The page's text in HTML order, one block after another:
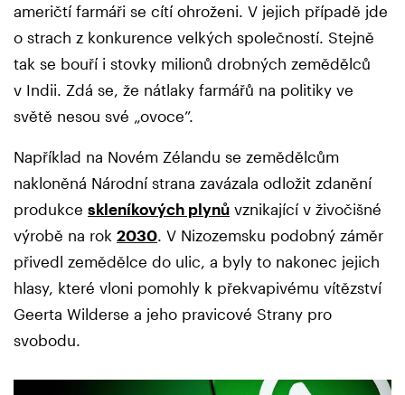
američtí farmáři se cítí ohroženi. V jejich případě jde
o strach z konkurence velkých společností. Stejně
tak se bouří i stovky milionů drobných zemědělců
v Indii. Zdá se, že nátlaky farmářů na politiky ve
světě nesou své „ovoce”.
Například na Novém Zélandu se zemědělcům
nakloněná Národní strana zavázala odložit zdanění
produkce skleníkových plynů vznikající v živočišné
výrobě na rok 2030 . V Nizozemsku podobný záměr
přivedl zemědělce do ulic, a byly to nakonec jejich
hlasy, které vloni pomohly k překvapivému vítězství
Geerta Wilderse a jeho pravicové Strany pro
svobodu.